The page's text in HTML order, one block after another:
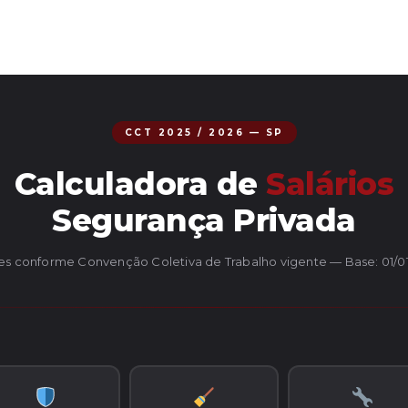
CCT 2025 / 2026 — SP
Calculadora de Salários
Segurança Privada
conforme Convenção Coletiva de Trabalho vigente — Base: 01/